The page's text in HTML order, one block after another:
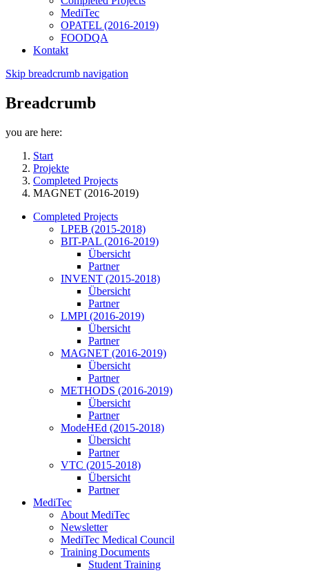
MediTec
OPATEL (2016-2019)
FOODQA
Kontakt
Skip breadcrumb navigation
Breadcrumb
you are here:
Start
Projekte
Completed Projects
MAGNET (2016-2019)
Completed Projects
LPEB (2015-2018)
BIT-PAL (2016-2019)
Übersicht
Partner
INVENT (2015-2018)
Übersicht
Partner
LMPI (2016-2019)
Übersicht
Partner
MAGNET (2016-2019)
Übersicht
Partner
METHODS (2016-2019)
Übersicht
Partner
ModeHEd (2015-2018)
Übersicht
Partner
VTC (2015-2018)
Übersicht
Partner
MediTec
About MediTec
Newsletter
MediTec Medical Council
Training Documents
Student Training